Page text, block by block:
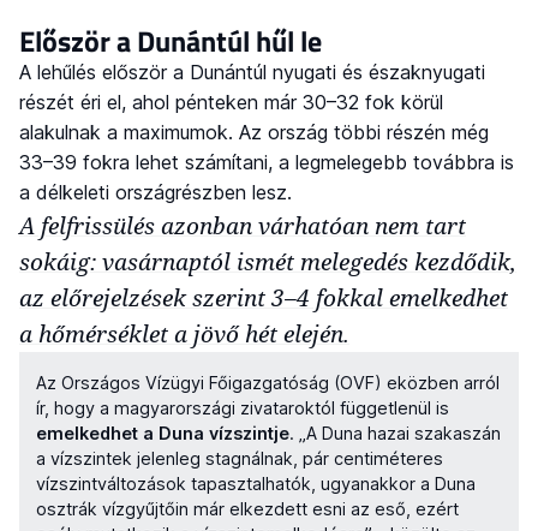
Először a Dunántúl hűl le
A lehűlés először a Dunántúl nyugati és északnyugati
részét éri el, ahol pénteken már 30–32 fok körül
alakulnak a maximumok. Az ország többi részén még
33–39 fokra lehet számítani, a legmelegebb továbbra is
a délkeleti országrészben lesz.
A felfrissülés azonban várhatóan nem tart
sokáig: vasárnaptól ismét melegedés kezdődik,
az előrejelzések szerint 3–4 fokkal emelkedhet
a hőmérséklet a jövő hét elején.
Az Országos Vízügyi Főigazgatóság (OVF) eközben arról
ír, hogy a magyarországi zivataroktól függetlenül is
emelkedhet a Duna vízszintje. „A Duna hazai szakaszán
a vízszintek jelenleg stagnálnak, pár centiméteres
vízszintváltozások tapasztalhatók, ugyanakkor a Duna
osztrák vízgyűjtőin már elkezdett esni az eső, ezért